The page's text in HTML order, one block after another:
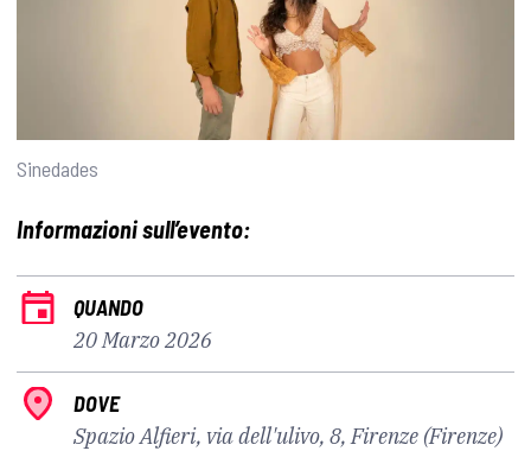
Sinedades
Informazioni sull’evento:
QUANDO
20 Marzo 2026
DOVE
Spazio Alfieri, via dell'ulivo, 8, Firenze (Firenze)